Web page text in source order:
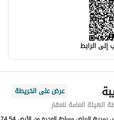
إلى الرابط
مشبب عايض الشهراني
عرض على الخريطة
العامة للعقار